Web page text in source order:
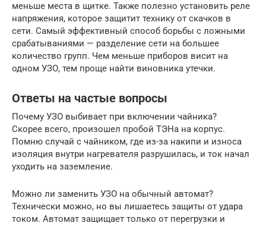
меньше места в щитке. Также полезно установить реле
напряжения, которое защитит технику от скачков в
сети. Самый эффективный способ борьбы с ложными
срабатываниями — разделение сети на большее
количество групп. Чем меньше приборов висит на
одном УЗО, тем проще найти виновника утечки.
Ответы на частые вопросы
Почему УЗО выбивает при включении чайника?
Скорее всего, произошел пробой ТЭНа на корпус.
Помню случай с чайником, где из-за накипи и износа
изоляция внутри нагревателя разрушилась, и ток начал
уходить на заземление.
Можно ли заменить УЗО на обычный автомат?
Технически можно, но вы лишаетесь защиты от удара
током. Автомат защищает только от перегрузки и